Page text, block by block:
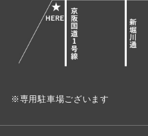
※専用駐車場ございます